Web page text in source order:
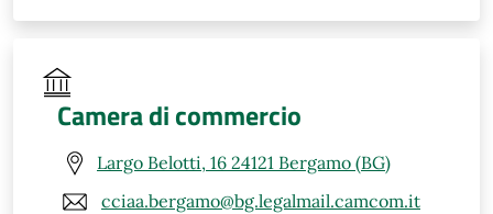
Camera di commercio
Largo Belotti, 16 24121 Bergamo (BG)
cciaa.bergamo@bg.legalmail.camcom.it